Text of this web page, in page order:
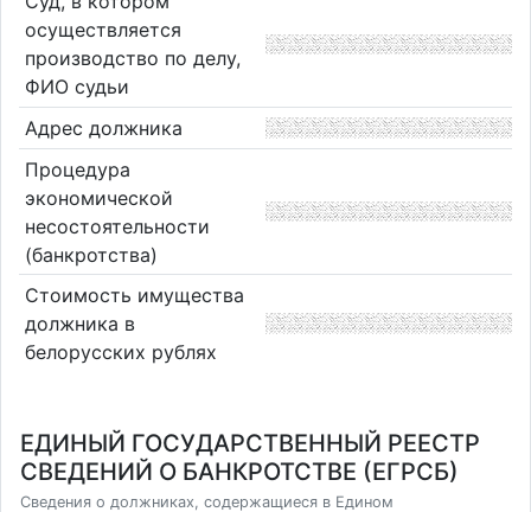
осуществляется
производство по делу,
ФИО судьи
Адрес должника
Процедура
экономической
несостоятельности
(банкротства)
Стоимость имущества
должника в
белорусских рублях
ЕДИНЫЙ ГОСУДАРСТВЕННЫЙ РЕЕСТР
СВЕДЕНИЙ О БАНКРОТСТВЕ (ЕГРСБ)
Сведения о должниках, содержащиеся в Едином